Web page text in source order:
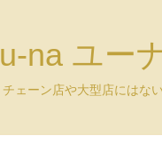
na ユー
ェーン店や大型店にはな